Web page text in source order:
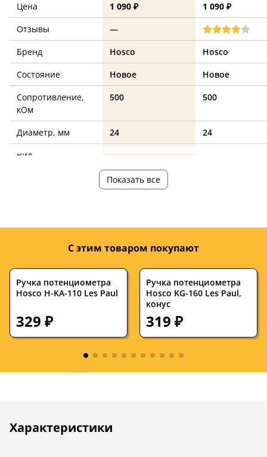
Цена 1 090 ₽
1 090 ₽
Отзывы
—
Бренд
Hosco
Hosco
Состояние
Новое
Новое
Сопротивление,
кОм
500 500
Диаметр, мм 24
24
Вид
—
Показать все
С этим товаром покупают
Ручка потенциометра
Hosco H-KA-110 Les Paul
329 ₽
Ручка потенциометра
Hosco KG-160 Les Paul,
конус
319 ₽
Описание
Характеристики
Инструкции